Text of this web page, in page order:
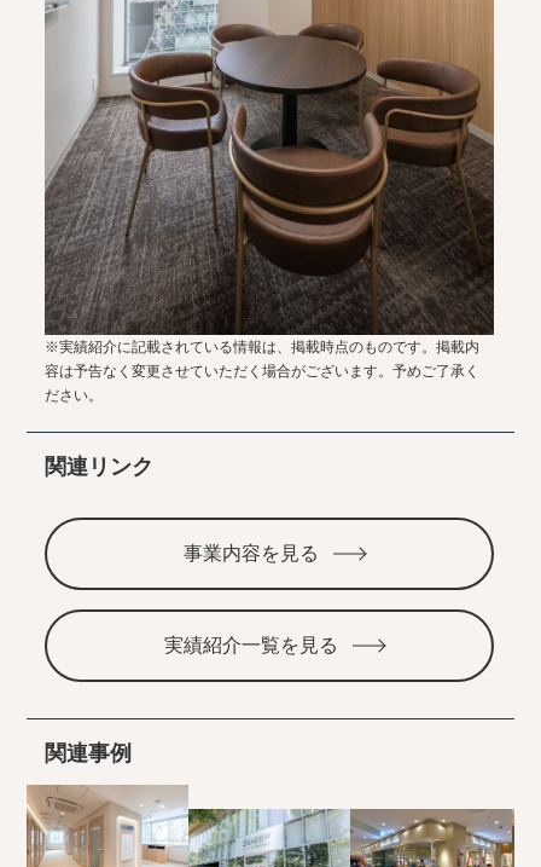
※実績紹介に記載されている情報は、掲載時点のものです。掲載内
容は予告なく変更させていただく場合がございます。予めご了承く
ださい。
関連リンク
事業内容を見る
実績紹介一覧を見る
関連事例